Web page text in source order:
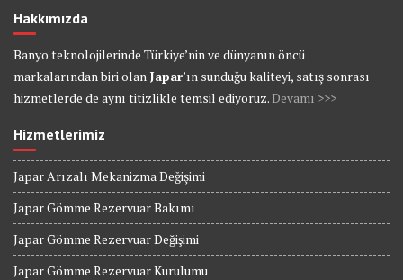
Hakkımızda
Banyo teknolojilerinde Türkiye’nin ve dünyanın öncü
markalarından biri olan Japar’ın sunduğu kaliteyi, satış sonrası
hizmetlerde de aynı titizlikle temsil ediyoruz. Devamı >>>
Hizmetlerimiz
Japar Arızalı Mekanizma Değişimi
Japar Gömme Rezervuar Bakımı
Japar Gömme Rezervuar Değişimi
Japar Gömme Rezervuar Kurulumu